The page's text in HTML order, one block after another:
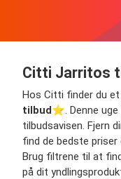
Citti Jarritos
Hos Citti finder du
tilbud⭐️. Denne
tilbudsavisen. Fjern
find de bedste
Brug filtrene til at
på dit